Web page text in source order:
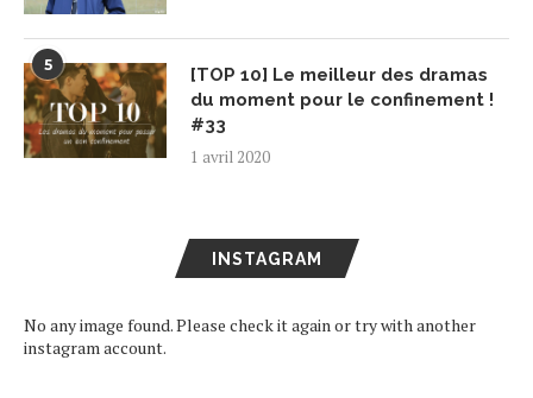
5
[TOP 10] Le meilleur des dramas
du moment pour le confinement !
#33
1 avril 2020
INSTAGRAM
No any image found. Please check it again or try with another
instagram account.